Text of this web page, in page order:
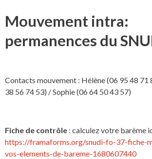
Mouvement intra:
permanences du
Contacts mouvement : Hélène (06 95 48 71
38 56 74 53) / Sophie (06 64 50 43 57)
Fiche de contrôle : calculez votre barème
https://framaforms.org/snudi-fo-37-fiche-
vos-elements-de-bareme-1680607440